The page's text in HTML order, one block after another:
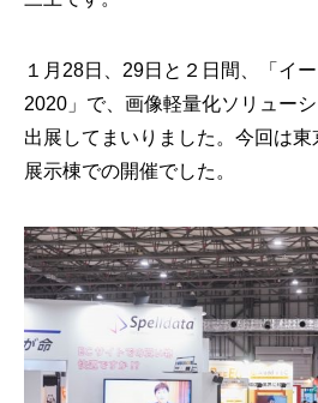
１月28日、29日と２日間、「イ
2020」で、画像軽量化ソリュー
出展してまいりました。今回は
展示棟での開催でした。